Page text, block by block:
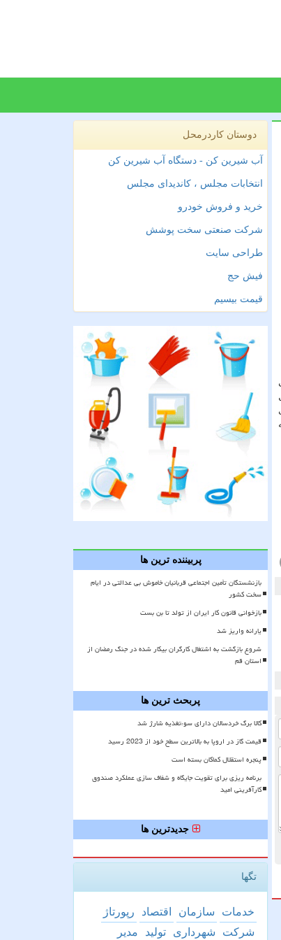
دوستان کاردرمحل
آب شیرین کن - دستگاه آب شیرین کن
انتخابات مجلس ، کاندیدای مجلس
خرید و فروش خودرو
شرکت صنعتی سخت پوشش
طراحی سایت
فیش حج
قیمت بیسیم
پربیننده ترین ها
بازنشستگان تأمین اجتماعی قربانیان خاموش بی عدالتی در ایام
سخت کشور
بازخوانی قانون کار ایران از تولد تا بن بست
یارانه واریز شد
شروع بازگشت به اشتغال کارگران بیکار شده در جنگ رمضان از
استان قم
پربحث ترین ها
کالا برگ خردسالان دارای سوءتغذیه شارژ شد
قیمت گاز در اروپا به بالاترین سطح خود از 2023 رسید
پنجره استقلال کماکان بسته است
برنامه ریزی برای تقویت جایگاه و شفاف سازی عملکرد صندوق
کارآفرینی امید
جدیدترین ها
تگها
خدمات سازمان اقتصاد
رپورتاژ
شركت
شهرداری تولید مدیر